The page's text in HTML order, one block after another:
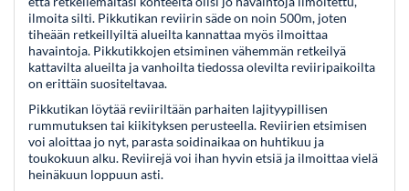
ilmoita silti. Pikkutikan reviirin säde on noin 500m, joten
tiheään retkeillyiltä alueilta kannattaa myös ilmoittaa
havaintoja. Pikkutikkojen etsiminen vähemmän retkeilyä
kattavilta alueilta ja vanhoilta tiedossa olevilta reviiripaikoilta
on erittäin suositeltavaa.
Pikkutikan löytää reviiriltään parhaiten lajityypillisen
rummutuksen tai kiikityksen perusteella. Reviirien etsimisen
voi aloittaa jo nyt, parasta soidinaikaa on huhtikuu ja
toukokuun alku. Reviirejä voi ihan hyvin etsiä ja ilmoittaa vielä
heinäkuun loppuun asti.